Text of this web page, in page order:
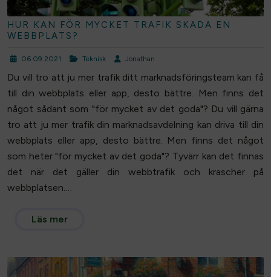
HUR KAN FÖR MYCKET TRAFIK SKADA EN
WEBBPLATS?
06.09.2021 Teknisk Jonathan
Du vill tro att ju mer trafik ditt marknadsföringsteam kan få
till din webbplats eller app, desto bättre. Men finns det
något sådant som "för mycket av det goda"? Du vill gärna
tro att ju mer trafik din marknadsavdelning kan driva till din
webbplats eller app, desto bättre. Men finns det något
som heter "för mycket av det goda"? Tyvärr kan det finnas
det när det gäller din webbtrafik och krascher på
webbplatsen.…
Läs mer